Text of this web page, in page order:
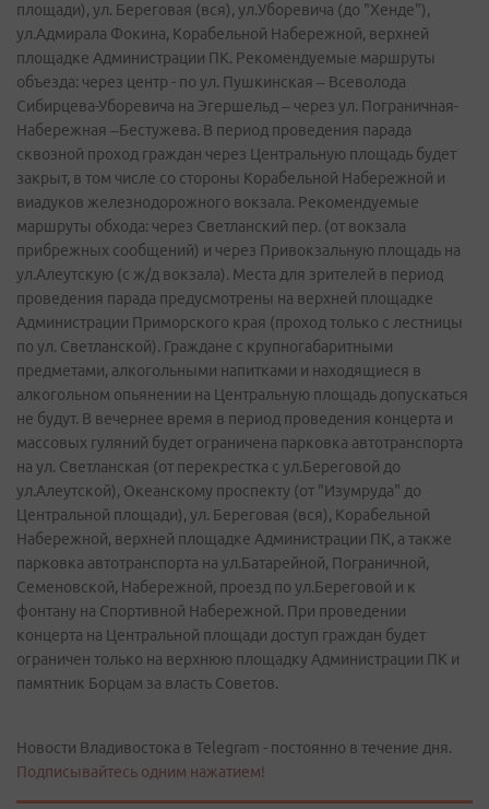
площади), ул. Береговая (вся), ул.Уборевича (до "Хенде"),
ул.Адмирала Фокина, Корабельной Набережной, верхней
площадке Администрации ПК. Рекомендуемые маршруты
объезда: через центр - по ул. Пушкинская – Всеволода
Сибирцева-Уборевича на Эгершельд – через ул. Пограничная-
Набережная –Бестужева. В период проведения парада
сквозной проход граждан через Центральную площадь будет
закрыт, в том числе со стороны Корабельной Набережной и
виадуков железнодорожного вокзала. Рекомендуемые
маршруты обхода: через Светланский пер. (от вокзала
прибрежных сообщений) и через Привокзальную площадь на
ул.Алеутскую (с ж/д вокзала). Места для зрителей в период
проведения парада предусмотрены на верхней площадке
Администрации Приморского края (проход только с лестницы
по ул. Светланской). Граждане с крупногабаритными
предметами, алкогольными напитками и находящиеся в
алкогольном опьянении на Центральную площадь допускаться
не будут. В вечернее время в период проведения концерта и
массовых гуляний будет ограничена парковка автотранспорта
на ул. Светланская (от перекрестка с ул.Береговой до
ул.Алеутской), Океанскому проспекту (от "Изумруда" до
Центральной площади), ул. Береговая (вся), Корабельной
Набережной, верхней площадке Администрации ПК, а также
парковка автотранспорта на ул.Батарейной, Пограничной,
Семеновской, Набережной, проезд по ул.Береговой и к
фонтану на Спортивной Набережной. При проведении
концерта на Центральной площади доступ граждан будет
ограничен только на верхнюю площадку Администрации ПК и
памятник Борцам за власть Советов.
Новости Владивостока в Telegram - постоянно в течение дня.
Подписывайтесь одним нажатием!